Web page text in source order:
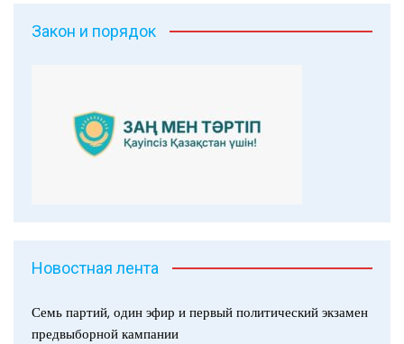
Закон и порядок
Новостная лента
Семь партий, один эфир и первый политический экзамен
предвыборной кампании